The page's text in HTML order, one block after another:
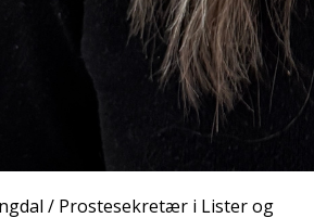
/ Prostesekretær i Lister og